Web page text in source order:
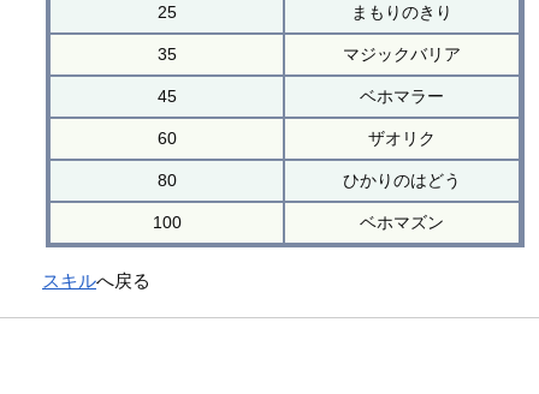
25 まもりのきり
35 マジックバリア
45 ベホマラー
60 ザオリク
80 ひかりのはどう
100 ベホマズン
スキルへ戻る